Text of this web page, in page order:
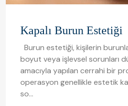
Kapalı Burun Estetiği
Burun estetiği, kişilerin
boyut veya işlevsel sorunları
amacıyla yapılan cerrahi bir
operasyon genellikle estetik
so…